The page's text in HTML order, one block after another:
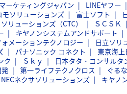
ーケティングジャパン LINEヤフー
モソリューションズ 富士ソフト
リューションズ（CTC） ＳＣＳＫ
キヤノンシステムアンドサポート
メーションテクノロジー 日立ソリ
パナソニック コネクト 東京海
ク Ｓｋｙ 日本タタ・コンサル
第一ライフテクノクロス ぐる
NECネクサソリューションズ キヤノ